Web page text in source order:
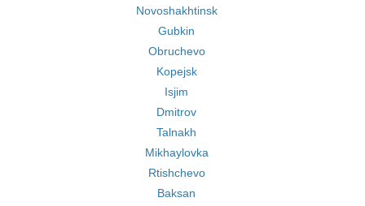
Novoshakhtinsk
Gubkin
Obruchevo
Kopejsk
Isjim
Dmitrov
Talnakh
Mikhaylovka
Rtishchevo
Baksan